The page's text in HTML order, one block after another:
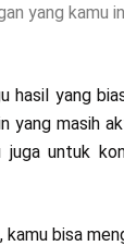
yang kamu
hasil yang
yang masih
untuk
bisa